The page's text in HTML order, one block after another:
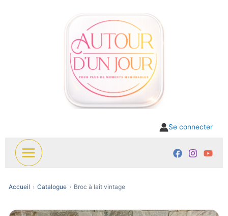
Se connecter
Accueil Catalogue Broc à lait vintage